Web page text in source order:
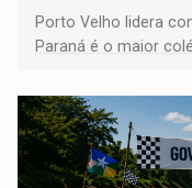
Porto Velho lidera
Paraná é o maior